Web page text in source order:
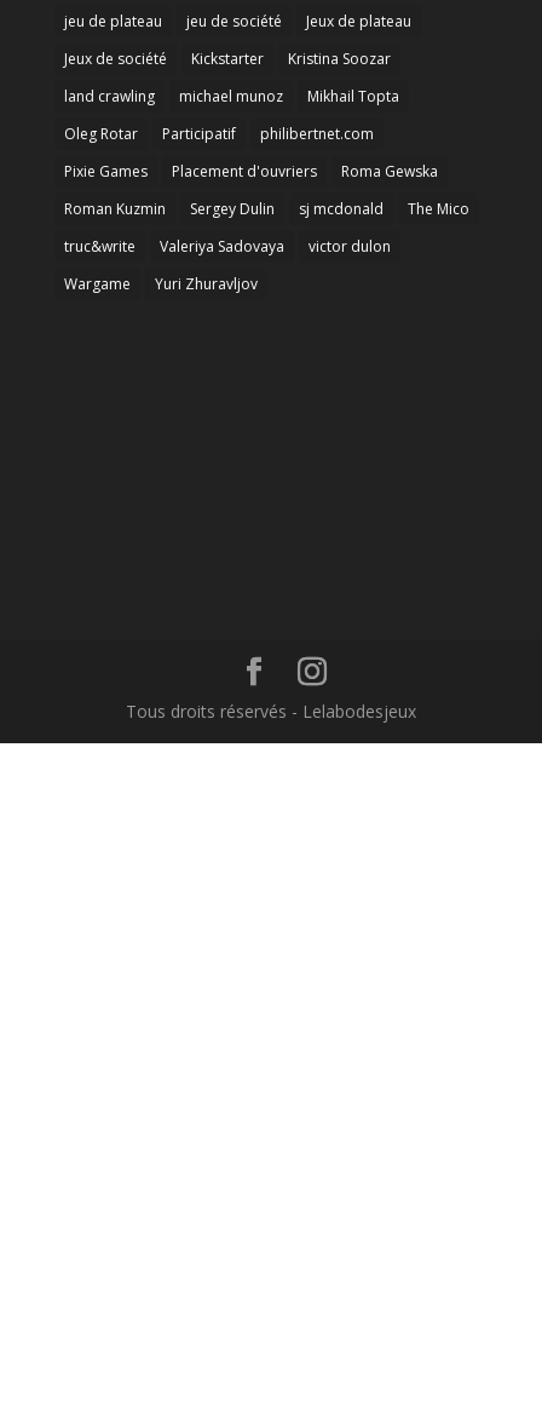
jeu de plateau
jeu de société
Jeux de plateau
Jeux de société
Kickstarter
Kristina Soozar
land crawling
michael munoz
Mikhail Topta
Oleg Rotar
Participatif
philibertnet.com
Pixie Games
Placement d'ouvriers
Roma Gewska
Roman Kuzmin
Sergey Dulin sj mcdonald
The Mico
truc&write
Valeriya Sadovaya
victor dulon
Wargame
Yuri Zhuravljov
Tous droits réservés - Lelabodesjeux